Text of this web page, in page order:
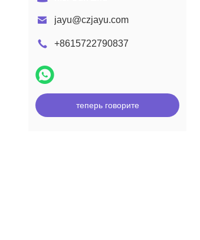
jayu@czjayu.com
+8615722790837
теперь говорите